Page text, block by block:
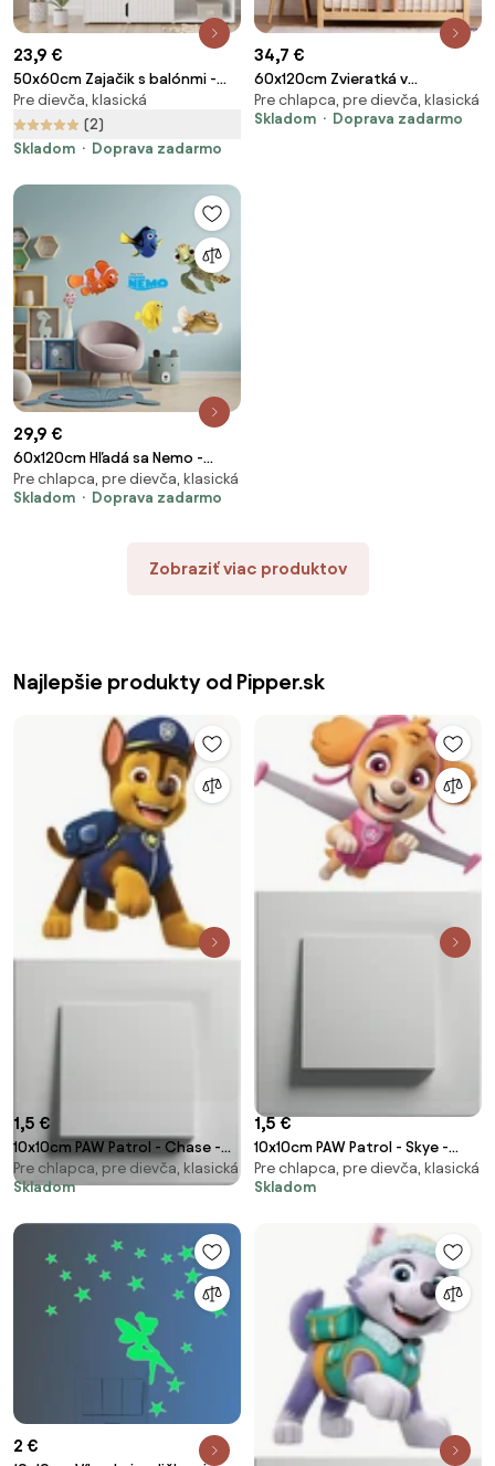
23,9 €
50x60cm Zajačik s balónmi -
ružová - textilná nálepka na
stenu
Pre dievča, klasická
(2)
Skladom
Doprava zadarmo
34,7 €
60x120cm Zvieratká v
papierových lietadielkach -
textilná nálepka na stenu
Pre chlapca, pre dievča, klasická
Skladom
Doprava zadarmo
29,9 €
60x120cm Hľadá sa Nemo -
textilná nálepka na stenu
Pre chlapca, pre dievča, klasická
Skladom
Doprava zadarmo
Zobraziť viac produktov
Najlepšie produkty od Pipper.sk
1,5 €
10x10cm PAW Patrol - Chase -
nálepka nad vypínač
Pre chlapca, pre dievča, klasická
Skladom
1,5 €
10x10cm PAW Patrol - Skye -
nálepka nad vypínač
Pre chlapca, pre dievča, klasická
Skladom
2 €